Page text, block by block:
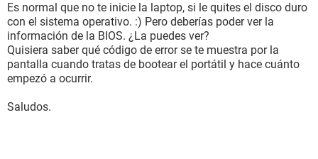
Es normal que no te inicie la laptop, si le quites el disco duro
con el sistema operativo. :) Pero deberías poder ver la
información de la BIOS. ¿La puedes ver?
Quisiera saber qué código de error se te muestra por la
pantalla cuando tratas de bootear el portátil y hace cuánto
empezó a ocurrir.
Saludos.